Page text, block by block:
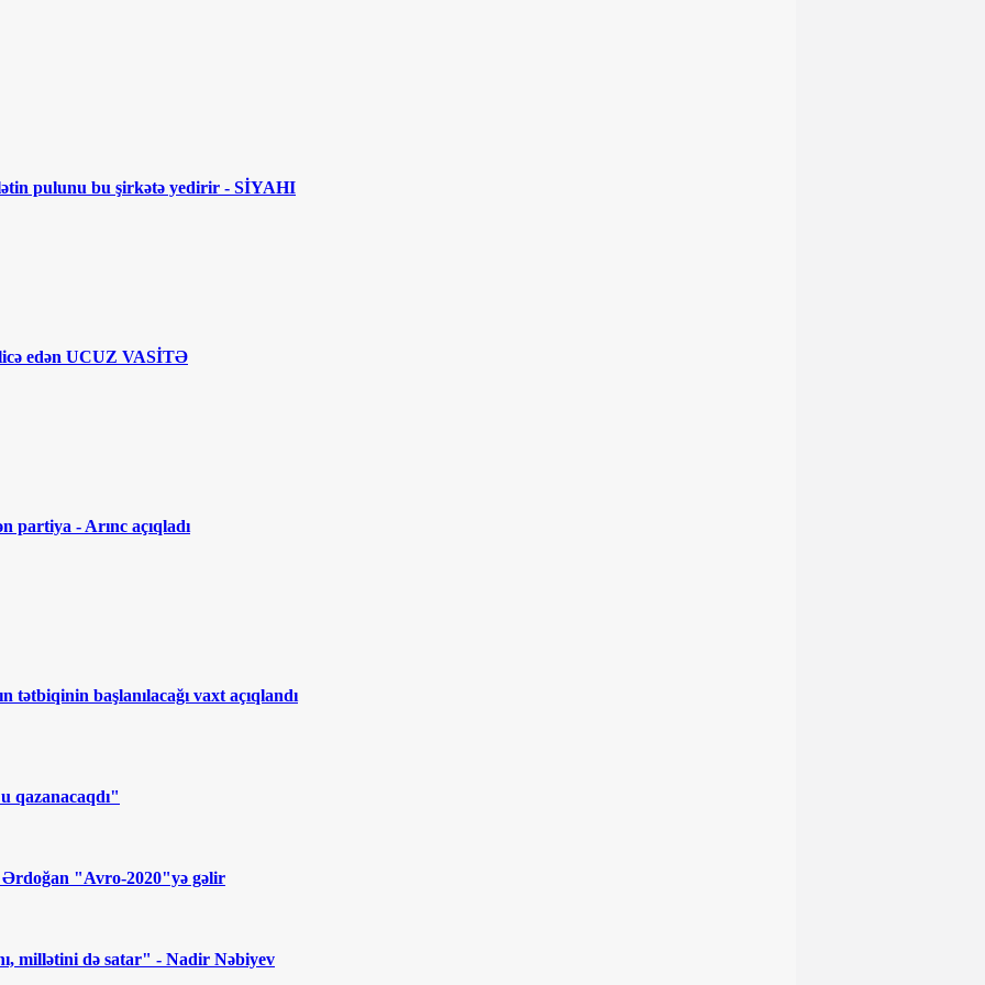
pulunu bu şirkətə yedirir - SİYAHI
edən UCUZ VASİTƏ
partiya - Arınc açıqladı
tətbiqinin başlanılacağı vaxt açıqlandı
qazanacaqdı"
Ərdoğan "Avro-2020"yə gəlir
millətini də satar" - Nadir Nəbiyev